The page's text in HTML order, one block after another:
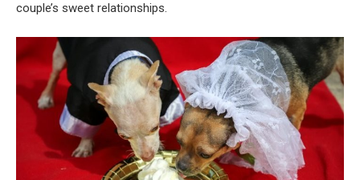
couple’s sweet relationships.